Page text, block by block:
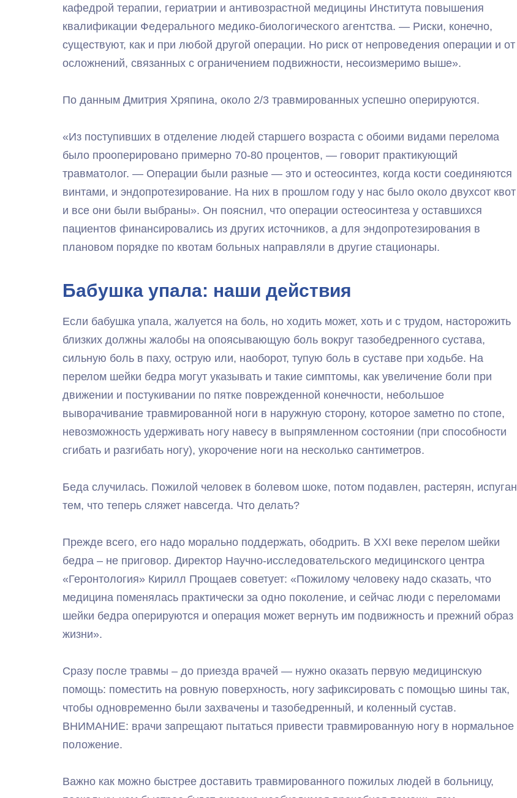
кафедрой терапии, гериатрии и антивозрастной медицины Института повышения
квалификации Федерального медико-биологического агентства. — Риски, конечно,
существуют, как и при любой другой операции. Но риск от непроведения операции и от
осложнений, связанных с ограничением подвижности, несоизмеримо выше».
По данным Дмитрия Хряпина, около 2/3 травмированных успешно оперируются.
«Из поступивших в отделение людей старшего возраста с обоими видами перелома
было прооперировано примерно 70-80 процентов, — говорит практикующий
травматолог. — Операции были разные — это и остеосинтез, когда кости соединяются
винтами, и эндопротезирование. На них в прошлом году у нас было около двухсот квот
и все они были выбраны». Он пояснил, что операции остеосинтеза у оставшихся
пациентов финансировались из других источников, а для эндопротезирования в
плановом порядке по квотам больных направляли в другие стационары.
Бабушка упала: наши действия
Если бабушка упала, жалуется на боль, но ходить может, хоть и с трудом, насторожить
близких должны жалобы на опоясывающую боль вокруг тазобедренного сустава,
сильную боль в паху, острую или, наоборот, тупую боль в суставе при ходьбе. На
перелом шейки бедра могут указывать и такие симптомы, как увеличение боли при
движении и постукивании по пятке поврежденной конечности, небольшое
выворачивание травмированной ноги в наружную сторону, которое заметно по стопе,
невозможность удерживать ногу навесу в выпрямленном состоянии (при способности
сгибать и разгибать ногу), укорочение ноги на несколько сантиметров.
Беда случилась. Пожилой человек в болевом шоке, потом подавлен, растерян, испуган
тем, что теперь сляжет навсегда. Что делать?
Прежде всего, его надо морально поддержать, ободрить. В XXI веке перелом шейки
бедра – не приговор. Директор Научно-исследовательского медицинского центра
«Геронтология» Кирилл Прощаев советует: «Пожилому человеку надо сказать, что
медицина поменялась практически за одно поколение, и сейчас люди с переломами
шейки бедра оперируются и операция может вернуть им подвижность и прежний образ
жизни».
Сразу после травмы – до приезда врачей — нужно оказать первую медицинскую
помощь: поместить на ровную поверхность, ногу зафиксировать с помощью шины так,
чтобы одновременно были захвачены и тазобедренный, и коленный сустав.
ВНИМАНИЕ: врачи запрещают пытаться привести травмированную ногу в нормальное
положение.
Важно как можно быстрее доставить травмированного пожилых людей в больницу,